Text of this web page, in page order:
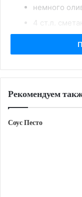
немного
4 ст.л.
50 г
15 г крупно
3 ст.л.
Сначала
петрушку и
Рекомендуем
Соус Песто